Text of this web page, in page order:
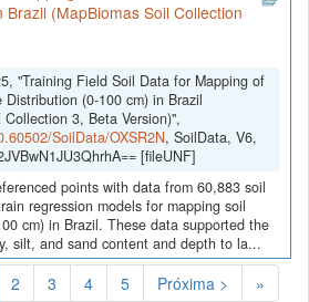
(MapBiomas Soil Collection
"Training Field Soil Data for Mapping of
Distribution (0-100 cm) in Brazil
Collection 3, Beta Version)",
SoilData/OXSR2N, SoilData, V6,
[fileUNF]
points with data from 60,883 soil
regression models for mapping soil
cm) in Brazil. These data supported the
silt, and sand content and depth to la...
2 3 4 5 Próxima > »